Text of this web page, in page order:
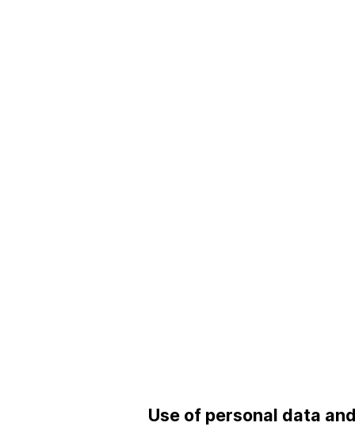
Use of personal data